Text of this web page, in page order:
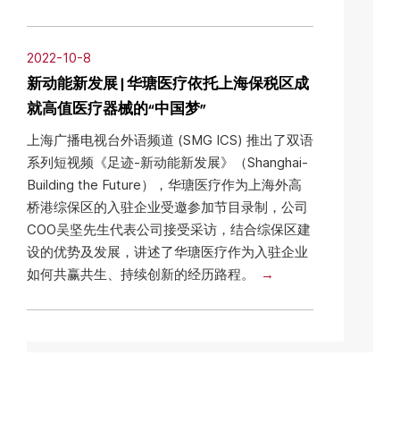
2022-10-8
新动能新发展 | 华瑭医疗依托上海保税区成
就高值医疗器械的“中国梦”
上海广播电视台外语频道 (SMG ICS) 推出了双语
系列短视频《足迹-新动能新发展》（Shanghai-
Building the Future），华瑭医疗作为上海外高
桥港综保区的入驻企业受邀参加节目录制，公司
COO吴坚先生代表公司接受采访，结合综保区建
设的优势及发展，讲述了华瑭医疗作为入驻企业
如何共赢共生、持续创新的经历路程。